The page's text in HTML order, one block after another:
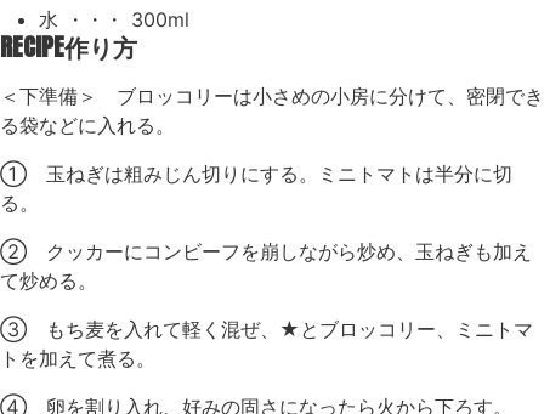
水 ・・・ 300ml
RECIPE作り方
＜下準備＞ ブロッコリーは小さめの小房に分けて、密閉でき
る袋などに入れる。
① 玉ねぎは粗みじん切りにする。ミニトマトは半分に切
る。
② クッカーにコンビーフを崩しながら炒め、玉ねぎも加え
て炒める。
③ もち麦を入れて軽く混ぜ、★とブロッコリー、ミニトマ
トを加えて煮る。
④ 卵を割り入れ、好みの固さになったら火から下ろす。